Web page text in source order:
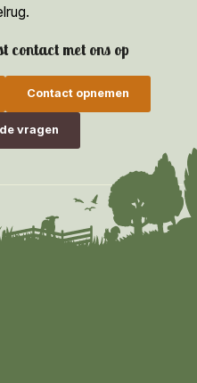
contact met ons op
Contact opnemen
vragen